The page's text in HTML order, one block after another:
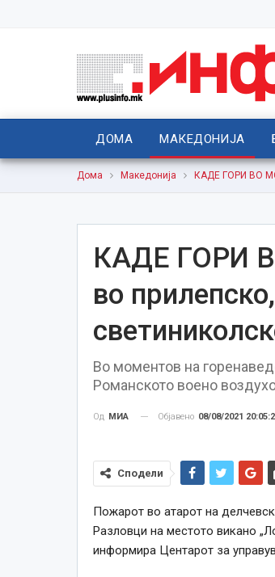
ДОМА МАКЕДОНИЈА
Дома Македонија КАДЕ ГОРИ ВО
КАДЕ ГОРИ
во
Во моментов на
Романското воено
Од МИА Објавено 08/08/2021
Сподели
Пожарот во атарот на
Разловци на местото викано
информира Центарот за